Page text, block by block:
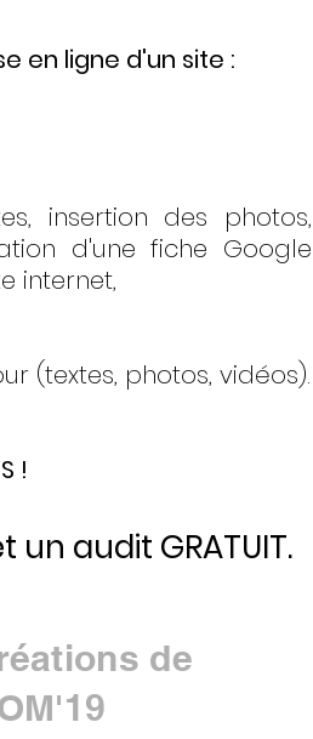
en ligne d'un site :
insertion des photos,
d'une fiche Google
internet,
(textes, photos, vidéos).
!
audit GRATUIT.
de